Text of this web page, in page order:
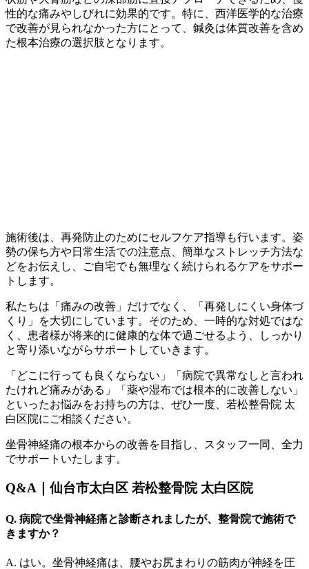
性的な痛みやしびれに効果的です。特に、西洋医学的な治療
で改善が見られなかった方にとって、鍼灸は体質改善を含め
た根本治療の選択肢となります。
施術後は、再発防止のためにセルフケア指導も行います。姿
勢の保ち方や日常生活での注意点、簡単なストレッチ方法な
どをお伝えし、ご自宅でも無理なく続けられるケアをサポー
トします。
私たちは「痛みの改善」だけでなく、「再発しにくい身体づ
くり」を大切にしています。そのため、一時的な対処ではな
く、患者様が将来的に健康的な体で過ごせるよう、しっかり
と寄り添いながらサポートしていきます。
「どこに行っても良くならない」「病院で異常なしと言われ
たけれど痛みがある」「薬や湿布では根本的に改善しない」
といったお悩みをお持ちの方は、ぜひ一度、若松整骨院 太
白区院にご相談ください。
坐骨神経痛の根本からの改善を目指し、スタッフ一同、全力
でサポートいたします。
Q&A｜仙台市太白区 若松整骨院 太白区院
Q. 病院で坐骨神経痛と診断されましたが、整骨院で施術で
きますか？
A. はい。坐骨神経痛は、腰やお尻まわりの筋肉が神経を圧